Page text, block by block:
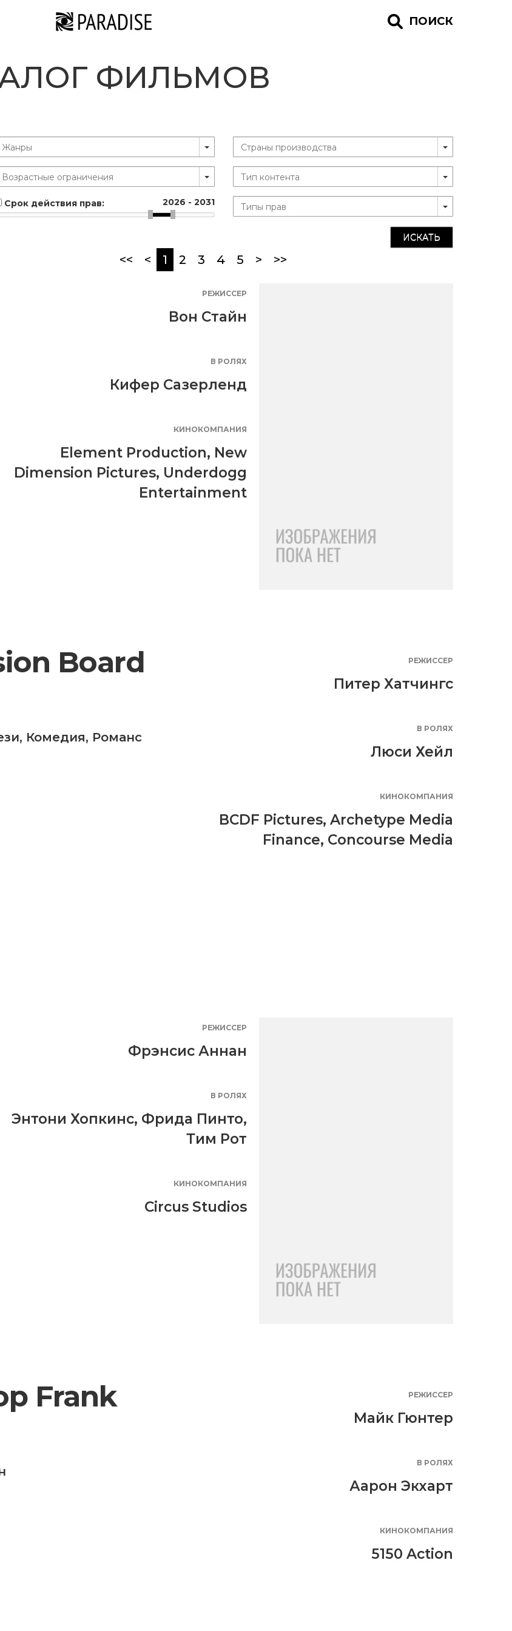
ПОИСК
ФИЛЬМОВ
Срок действия прав: 2026 - 2031
ИСКАТЬ
<<
< 1 (current)
2 3 4 5 > >>
РЕЖИССЕР
Вон Стайн
В РОЛЯХ
Кифер Сазерленд
КИНОКОМПАНИЯ
Element Production, New
Dimension Pictures, Underdogg
Entertainment
Board
, Комедия, Романс
РЕЖИССЕР
Питер Хатчингс
В РОЛЯХ
Люси Хейл
КИНОКОМПАНИЯ
BCDF Pictures, Archetype Media
Finance, Concourse Media
РЕЖИССЕР
Фрэнсис Аннан
В РОЛЯХ
Энтони Хопкинс, Фрида Пинто,
Тим Рот
КИНОКОМПАНИЯ
Circus Studios
Frank РЕЖИССЕР
Майк Гюнтер
В РОЛЯХ
Аарон Экхарт
КИНОКОМПАНИЯ
5150 Action